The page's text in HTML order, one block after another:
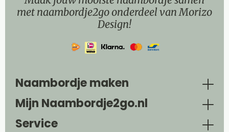
met naambordje2go onderdeel van Morizo
Design!
Naambordje maken
Mijn Naambordje2go.nl
Service